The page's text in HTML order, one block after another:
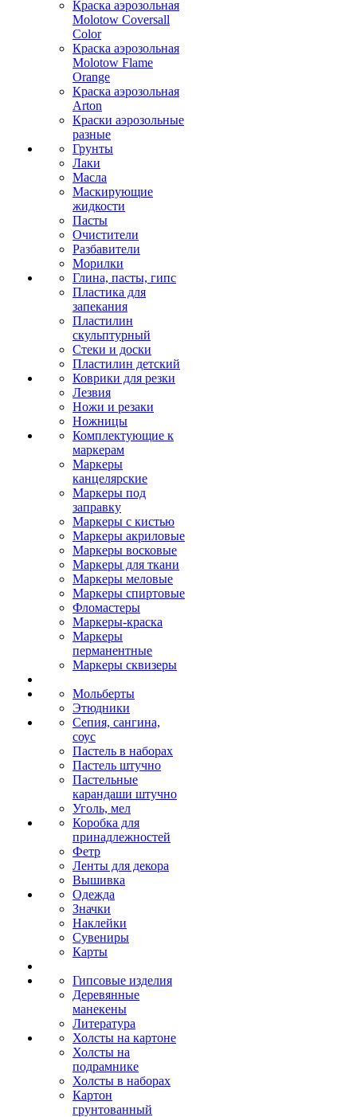
Краска аэрозольная
Molotow Coversall
Color
Краска аэрозольная
Molotow Flame
Orange
Краска аэрозольная
Arton
Краски аэрозольные
разные
Грунты
Лаки
Масла
Маскирующие
жидкости
Пасты
Очистители
Разбавители
Морилки
Глина, пасты, гипс
Пластика для
запекания
Пластилин
скульптурный
Стеки и доски
Пластилин детский
Коврики для резки
Лезвия
Ножи и резаки
Ножницы
Комплектующие к
маркерам
Маркеры
канцелярские
Маркеры под
заправку
Маркеры с кистью
Маркеры акриловые
Маркеры восковые
Маркеры для ткани
Маркеры меловые
Маркеры спиртовые
Фломастеры
Маркеры-краска
Маркеры
перманентные
Маркеры сквизеры
Мольберты
Этюдники
Сепия, сангина,
соус
Пастель в наборах
Пастель штучно
Пастельные
карандаши штучно
Уголь, мел
Коробка для
принадлежностей
Фетр
Ленты для декора
Вышивка
Одежда
Значки
Наклейки
Сувениры
Карты
Гипсовые изделия
Деревянные
манекены
Литература
Холсты на картоне
Холсты на
подрамнике
Холсты в наборах
Картон
грунтованный